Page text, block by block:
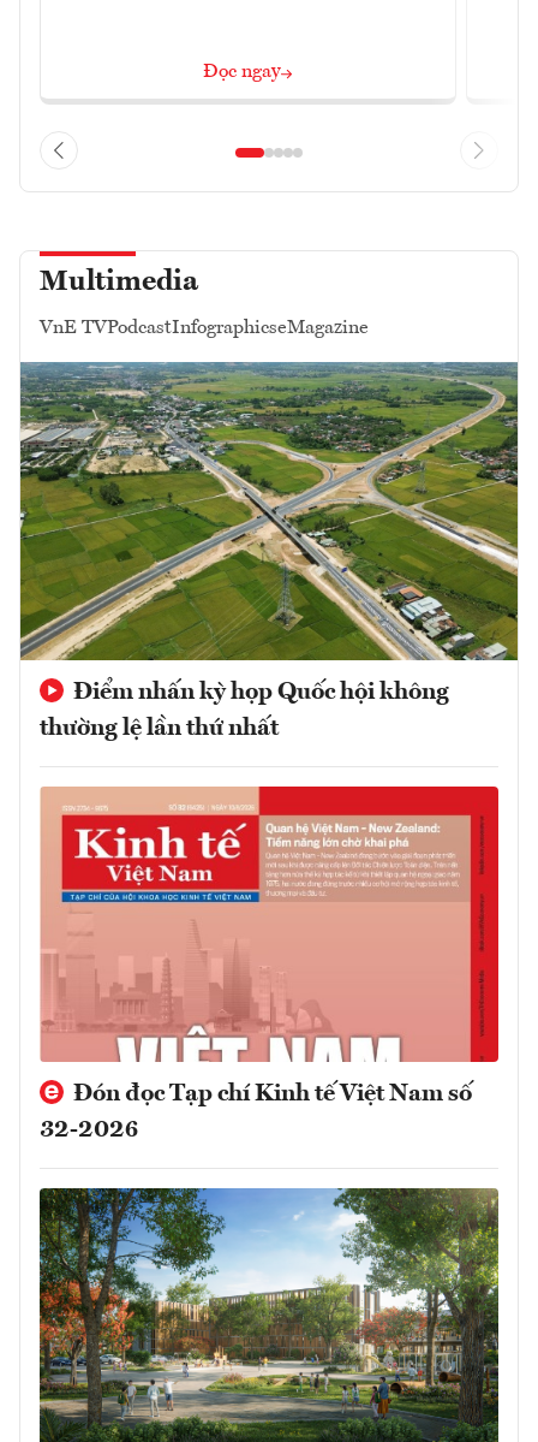
Đọc ngay
Multimedia
VnE TVPodcastInfographicseMagazine
Điểm nhấn kỳ họp Quốc hội không
thường lệ lần thứ nhất
Đón đọc Tạp chí Kinh tế Việt Nam số
32-2026